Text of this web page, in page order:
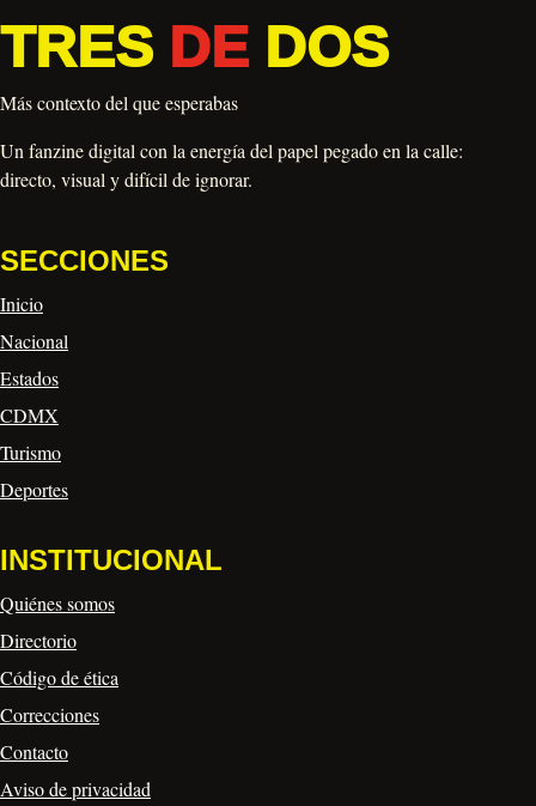
TRES DEDOS
Más contexto del que esperabas
Un fanzine digital con la energía del papel pegado en la calle:
directo, visual y difícil de ignorar.
SECCIONES
Inicio
Nacional
Estados
CDMX
Turismo
Deportes
INSTITUCIONAL
Quiénes somos
Directorio
Código de ética
Correcciones
Contacto
Aviso de privacidad